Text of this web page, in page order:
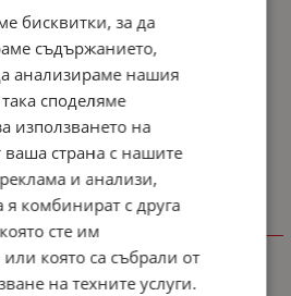
на описанието.
бисквитки, за да
съдържанието,
анализираме нашия
споделяме
използването на
ваша страна с нашите
и анализи,
комбинират с друга
сте им
която са събрали от
на техните услуги.